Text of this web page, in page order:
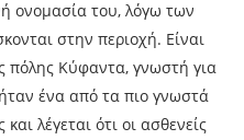
ονομασία του, λόγω των
στην περιοχή. Είναι
πόλης Κύφαντα, γνωστή για
ένα από τα πιο γνωστά
λέγεται ότι οι ασθενείς